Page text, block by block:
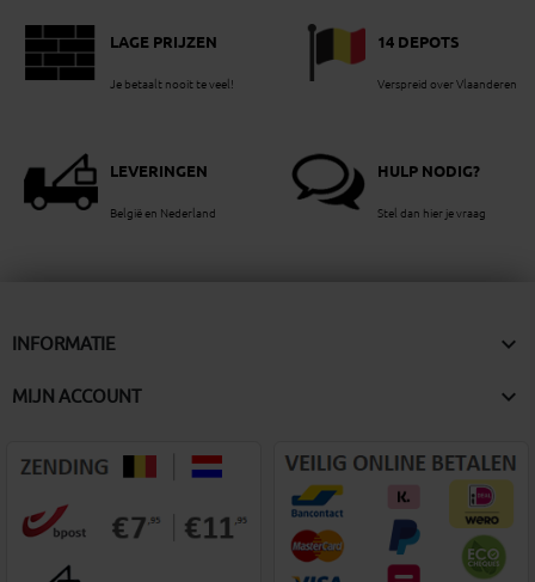
LAGE PRIJZEN
Je betaalt nooit te veel!
14 DEPOTS
Verspreid over Vlaanderen
LEVERINGEN
België en Nederland
HULP NODIG?
Stel dan hier je vraag
INFORMATIE 
MIJN ACCOUNT 